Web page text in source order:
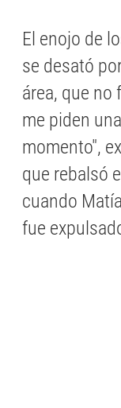
El enojo de
se desató
área, que no
me piden
momento",
que rebalsó
cuando
fue